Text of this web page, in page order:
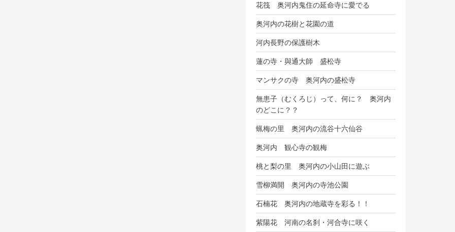
花筏 奥河内鬼住の延命寺に愛でる
奥河内の花樹と花園の道
河内長野の保護樹木
蓮の寺・與通大師 盛松寺
マンサクの寺 奥河内の盛松寺
無患子（むくろじ）って、何に？ 奥河内
のどこに？？
蝋梅の里 奥河内の流谷十六仙谷
奥河内 観心寺の観梅
桃と梨の里 奥河内の小山田に遊ぶ
雪柳満開 奥河内の寺池公園
石楠花 奥河内の地蔵寺を彩る！！
紫陽花 河南の名刹・河合寺に咲く